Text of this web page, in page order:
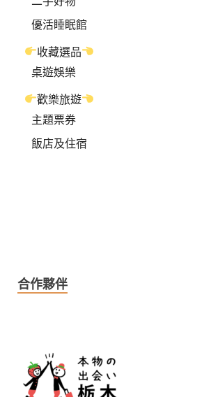
優活睡眠館
收藏選品
桌遊娛樂
歡樂旅遊
主題票券
飯店及住宿
合作夥伴